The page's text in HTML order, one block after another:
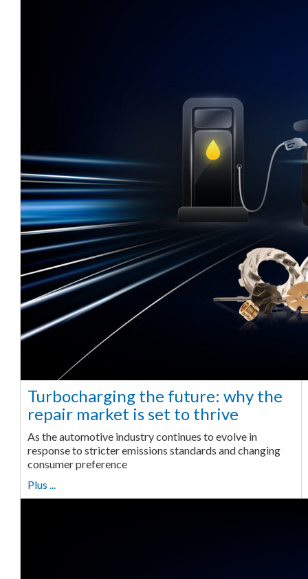
Turbocharging the future: why the
repair market is set to thrive
As the automotive industry continues to evolve in
response to stricter emissions standards and changing
consumer preference
Plus ...